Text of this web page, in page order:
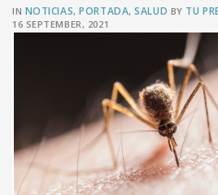
IN NOTICIAS,PORTADA,SALUD BY TU
16 SEPTEMBER, 2021